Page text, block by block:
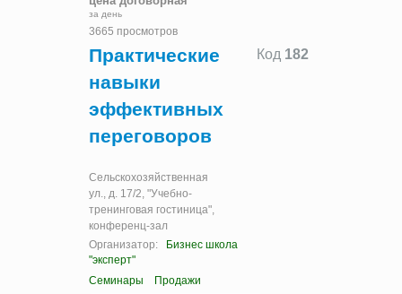
за день
3665 просмотров
Код 182
Практические
навыки
эффективных
переговоров
Сельскохозяйственная
ул., д. 17/2, "Учебно-
тренинговая гостиница",
конференц-зал
Организатор:
Бизнес школа
"эксперт"
Семинары
Продажи